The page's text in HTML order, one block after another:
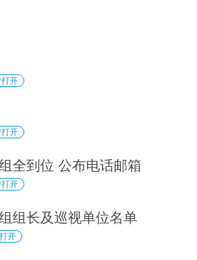
开
开
全到位 公布电话邮箱
开
组长及巡视单位名单
开